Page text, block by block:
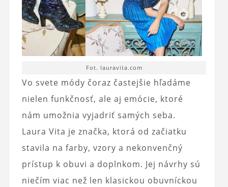
Fot. lauravita.com
Vo svete módy čoraz častejšie hľadáme
nielen funkčnosť, ale aj emócie, ktoré
nám umožnia vyjadriť samých seba.
Laura Vita je značka, ktorá od začiatku
stavila na farby, vzory a nekonvenčný
prístup k obuvi a doplnkom. Jej návrhy sú
niečím viac než len klasickou obuvníckou